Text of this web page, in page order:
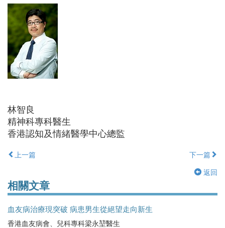
林智良
精神科專科醫生
香港認知及情緒醫學中心總監
上一篇 下一篇
返回
相關文章
血友病治療現突破 病患男生從絕望走向新生
香港血友病會、兒科專科梁永堃醫生